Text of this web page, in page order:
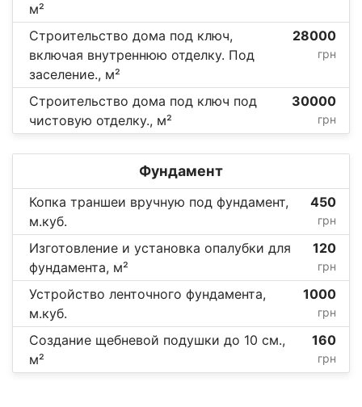
м²
Строительство дома под ключ,
включая внутреннюю отделку. Под
заселение., м²
28000
грн
Строительство дома под ключ под
чистовую отделку., м²
30000
грн
Фундамент
Копка траншеи вручную под фундамент,
м.куб.
450
грн
Изготовление и установка опалубки для
фундамента, м²
120
грн
Устройство ленточного фундамента,
м.куб.
1000
грн
Создание щебневой подушки до 10 см.,
м²
160
грн